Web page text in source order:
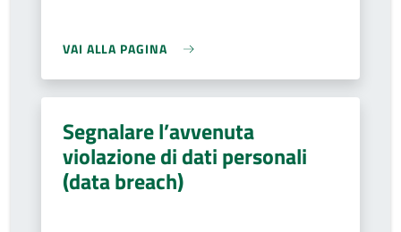
VAI ALLA PAGINA
Segnalare l’avvenuta
violazione di dati personali
(data breach)